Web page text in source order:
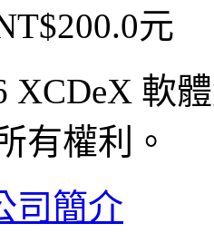
元
XCDeX 軟
有權利。
司簡介